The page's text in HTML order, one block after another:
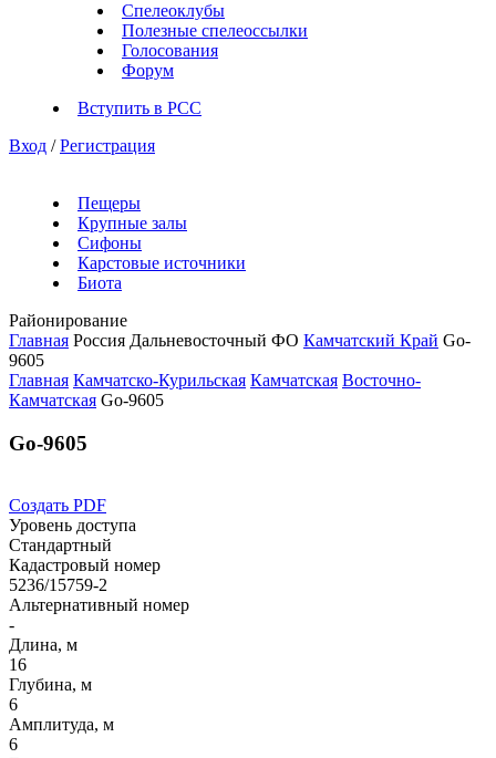
Спелеоклубы
Полезные спелеоссылки
Голосования
Форум
Вступить в РСС
Вход / Регистрация
Пещеры
Крупные залы
Сифоны
Карстовые источники
Биота
Районирование
Главная Россия Дальневосточный ФО Камчатский Край Go-
9605
Главная Камчатско-Курильская Камчатская Восточно-
Камчатская Go-9605
Go-9605
Создать PDF
Уровень доступа
Стандартный
Кадастровый номер
5236/15759-2
Альтернативный номер
-
Длина, м
16
Глубина, м
6
Амплитуда, м
6